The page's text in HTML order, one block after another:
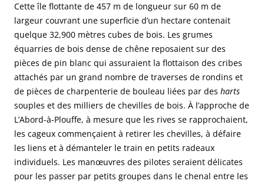
Cette île flottante de 457 m de longueur sur 60 m de
largeur couvrant une superficie d’un hectare contenait
quelque 32,900 mètres cubes de bois. Les grumes
équarries de bois dense de chêne reposaient sur des
pièces de pin blanc qui assuraient la flottaison des cribes
attachés par un grand nombre de traverses de rondins et
de pièces de charpenterie de bouleau liées par des harts
souples et des milliers de chevilles de bois. À l’approche de
L’Abord-à-Plouffe, à mesure que les rives se rapprochaient,
les cageux commençaient à retirer les chevilles, à défaire
les liens et à démanteler le train en petits radeaux
individuels. Les manœuvres des pilotes seraient délicates
pour les passer par petits groupes dans le chenal entre les